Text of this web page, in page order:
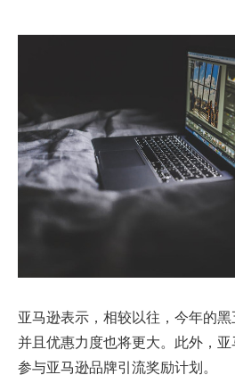
亚马逊表示，相较以往，今年的黑
并且优惠力度也将更大。此外，
参与亚马逊品牌引流奖励计划。